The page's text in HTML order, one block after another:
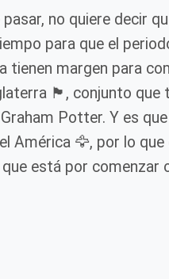
no quiere decir
para que el
tienen margen para
🏴󠁧󠁢󠁥󠁮󠁧󠁿, conjunto que
Potter. Y es
América 🦅, por lo
está por comenzar